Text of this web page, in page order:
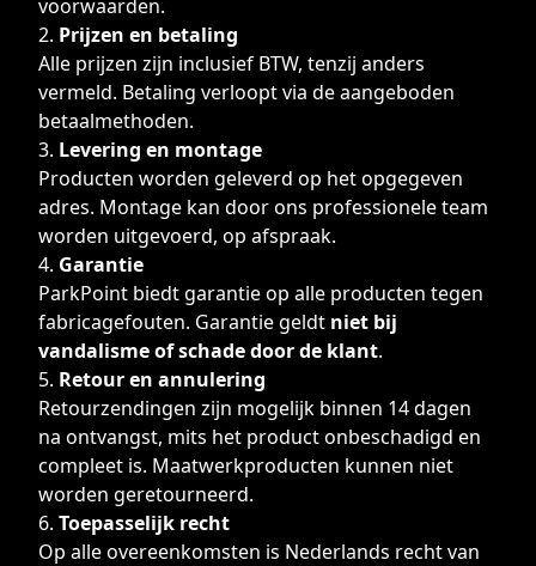
voorwaarden.
Prijzen en betaling
Alle prijzen zijn inclusief BTW, tenzij anders
vermeld. Betaling verloopt via de aangeboden
betaalmethoden.
Levering en montage
Producten worden geleverd op het opgegeven
adres. Montage kan door ons professionele team
worden uitgevoerd, op afspraak.
Garantie
ParkPoint biedt garantie op alle producten tegen
fabricagefouten. Garantie geldt niet bij
vandalisme of schade door de klant.
Retour en annulering
Retourzendingen zijn mogelijk binnen 14 dagen
na ontvangst, mits het product onbeschadigd en
compleet is. Maatwerkproducten kunnen niet
worden geretourneerd.
Toepasselijk recht
Op alle overeenkomsten is Nederlands recht van